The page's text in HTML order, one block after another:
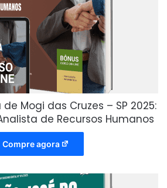
Mogi das Cruzes – SP 2025:
de Recursos Humanos
Compre agora